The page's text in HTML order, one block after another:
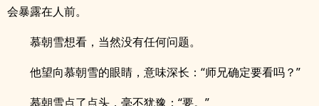
会暴露在人前。
慕朝雪想看，当然没有任何问题。
他望向慕朝雪的眼睛，意味深长：“师兄确定要看吗？”
慕朝雪点了点头，毫不犹豫：“要。”